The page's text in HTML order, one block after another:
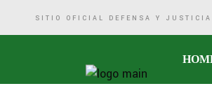
SITIO OFICIAL DEFENSA Y JUSTICIA